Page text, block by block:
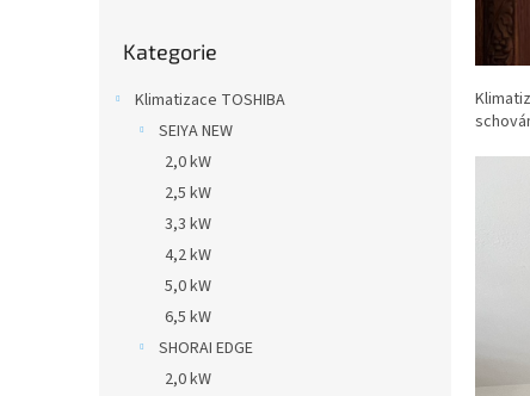
kategorie
Kategorie
Klimatizace TOSHIBA
SEIYA NEW
2,0 kW
2,5 kW
3,3 kW
4,2 kW
5,0 kW
6,5 kW
SHORAI EDGE
2,0 kW